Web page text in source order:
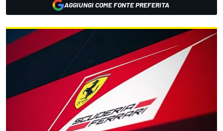
AGGIUNGI COME FONTE PREFERITA